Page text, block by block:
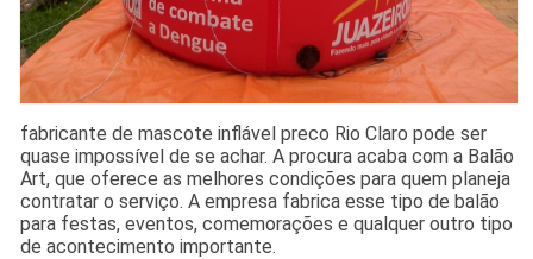
fabricante de mascote inflável preco Rio Claro pode ser
quase impossível de se achar. A procura acaba com a Balão
Art, que oferece as melhores condições para quem planeja
contratar o serviço. A empresa fabrica esse tipo de balão
para festas, eventos, comemorações e qualquer outro tipo
de acontecimento importante.